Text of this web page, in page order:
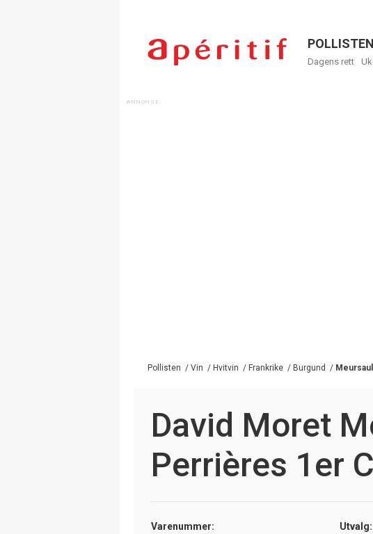
Menu
POLLISTEN
Dagens rett
Pollisten / Vin / Hvitvin / Frankrike / Burgund /
David Moret
Perrières 1er
Varenummer:
Utvalg: